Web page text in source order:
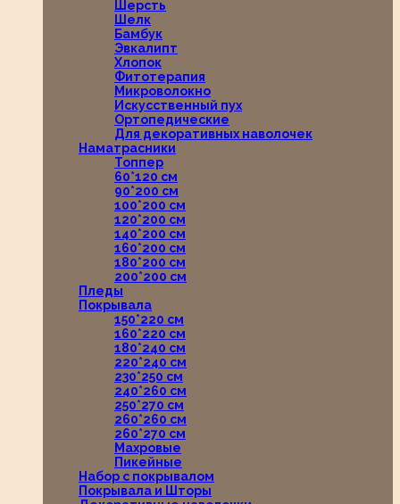
Шерсть
Шелк
Бамбук
Эвкалипт
Хлопок
Фитотерапия
Микроволокно
Искусственный пух
Ортопедические
Для декоративных наволочек
Наматрасники
Топпер
60*120 см
90*200 см
100*200 см
120*200 см
140*200 см
160*200 см
180*200 см
200*200 см
Пледы
Покрывала
150*220 см
160*220 см
180*240 см
220*240 см
230*250 см
240*260 см
250*270 см
260*260 см
260*270 см
Махровые
Пикейные
Набор с покрывалом
Покрывала и Шторы